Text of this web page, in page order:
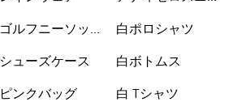
ゴルフニーソック
シューズケース
ピンクバッグ
白ポロシャツ
白ボトムス
白 Tシャツ